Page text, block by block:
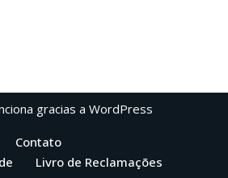
gracias a WordPress
Contato
Livro de Reclamações